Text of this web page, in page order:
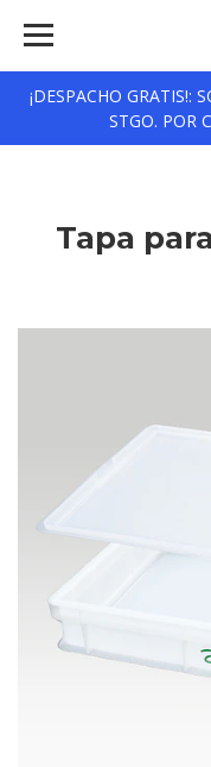
¡DESPACHO GRATIS!:
STGO. POR
Tapa